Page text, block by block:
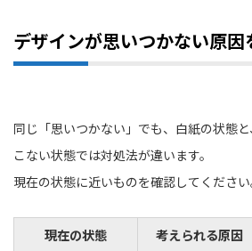
デザインが思いつかない原因
同じ「思いつかない」でも、白紙の状態
こない状態では対処法が違います。
現在の状態に近いものを確認してください
現在の状態 考えられる原因